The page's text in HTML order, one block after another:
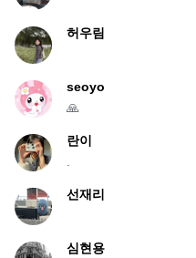
허우림
seoyo
🙏
란이
.
선재리
심현용